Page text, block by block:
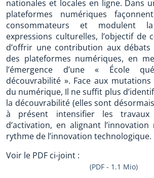
nationales et locales en ligne. Dans
plateformes numériques
consommateurs et modulent
expressions culturelles, l’objectif de
d’offrir une contribution aux
des plateformes numériques, en
l’émergence d’une « École
découvrabilité ». Face aux
du numérique, Il ne suffit plus
la découvrabilité (elles sont
à présent intensifier les
d’activation, en alignant
rythme de l’innovation technologique.
Voir le PDF ci-joint :
(PDF - 1.1 Mio)